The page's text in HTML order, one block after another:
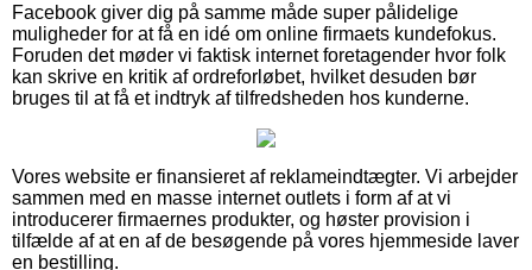
Facebook giver dig på samme måde super pålidelige
muligheder for at få en idé om online firmaets kundefokus.
Foruden det møder vi faktisk internet foretagender hvor folk
kan skrive en kritik af ordreforløbet, hvilket desuden bør
bruges til at få et indtryk af tilfredsheden hos kunderne.
Vores website er finansieret af reklameindtægter. Vi arbejder
sammen med en masse internet outlets i form af at vi
introducerer firmaernes produkter, og høster provision i
tilfælde af at en af de besøgende på vores hjemmeside laver
en bestilling.